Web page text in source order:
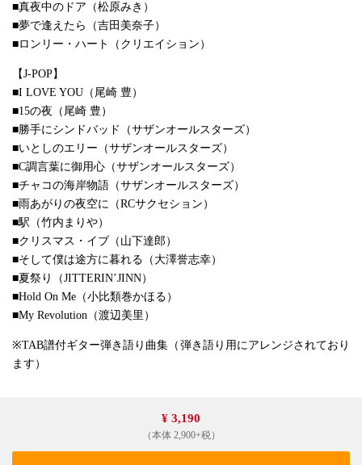
■真夜中のドア（松原みき）
■夢で逢えたら（吉田美奈子）
■ロンリー・ハート（クリエイション）
【J-POP】
■I LOVE YOU（尾崎 豊）
■15の夜（尾崎 豊）
■勝手にシンドバッド（サザンオールスターズ）
■いとしのエリー（サザンオールスターズ）
■C調言葉に御用心（サザンオールスターズ）
■チャコの海岸物語（サザンオールスターズ）
■雨あがりの夜空に（RCサクセション）
■駅（竹内まりや）
■クリスマス・イブ（山下達郎）
■そして僕は途方に暮れる（大澤誉志幸）
■夏祭り（JITTERIN’JINN）
■Hold On Me（小比類巻かほる）
■My Revolution（渡辺美里）
※TAB譜付ギター弾き語り曲集（弾き語り用にアレンジされており
ます）
¥ 3,190
（本体 2,900+税）